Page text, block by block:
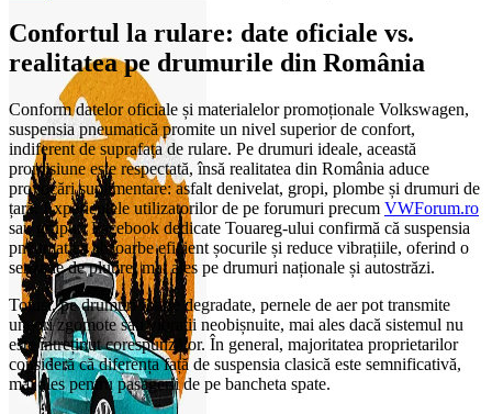
Confortul la rulare: date oficiale vs.
realitatea pe drumurile din România
Conform datelor oficiale și materialelor promoționale Volkswagen,
suspensia pneumatică promite un nivel superior de confort,
indiferent de suprafața de rulare. Pe drumuri ideale, această
promisiune este respectată, însă realitatea din România aduce
provocări suplimentare: asfalt denivelat, gropi, plombe și drumuri de
țară. Experiențele utilizatorilor de pe forumuri precum VWForum.ro
sau grupuri Facebook dedicate Touareg-ului confirmă că suspensia
pneumatică absoarbe eficient șocurile și reduce vibrațiile, oferind o
senzație de plutire, mai ales pe drumuri naționale și autostrăzi.
Totuși, pe drumuri foarte degradate, pernele de aer pot transmite
uneori zgomote sau vibrații neobișnuite, mai ales dacă sistemul nu
este întreținut corespunzător. În general, majoritatea proprietarilor
consideră că diferența față de suspensia clasică este semnificativă,
mai ales pentru pasagerii de pe bancheta spate.